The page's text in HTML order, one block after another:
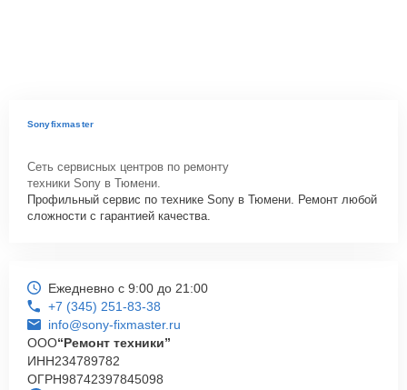
Sonyfixmaster
Сеть сервисных центров по ремонту
техники Sony в Тюмени.
Профильный сервис по технике Sony в Тюмени. Ремонт любой
сложности с гарантией качества.
Ежедневно с 9:00 до 21:00
+7 (345) 251-83-38
info@sony-fixmaster.ru
ООО“Ремонт техники”
ИНН234789782
ОГРН98742397845098